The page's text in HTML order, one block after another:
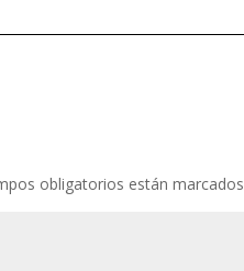
obligatorios están